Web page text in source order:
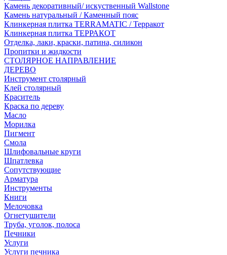
Камень декоративный/ искуственный Wallstone
Камень натуральный / Каменный пояс
Клинкерная плитка TERRAMATIC / Терракот
Клинкерная плитка ТЕРРАКОТ
Отделка, лаки, краски, патина, силикон
Пропитки и жидкости
СТОЛЯРНОЕ НАПРАВЛЕНИЕ
ДЕРЕВО
Инструмент столярный
Клей столярный
Краситель
Краска по дереву
Масло
Морилка
Пигмент
Смола
Шлифовальные круги
Шпатлевка
Сопутствующие
Арматура
Инструменты
Книги
Мелочовка
Огнетушители
Труба, уголок, полоса
Печники
Услуги
Услуги печника